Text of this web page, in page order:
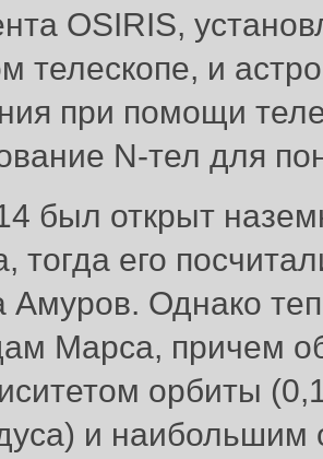
OSIRIS,
телескопе, и
при помощи
N-тел для
был открыт
тогда его
Амуров. Однако
Марса, причем
орбиты
и наибольшим